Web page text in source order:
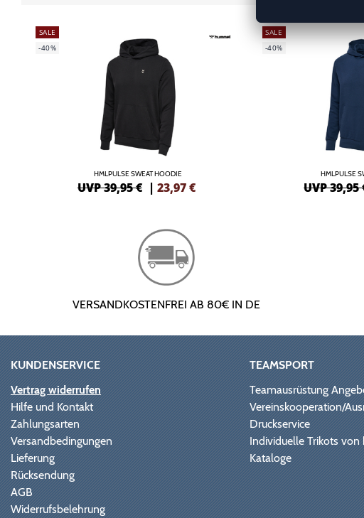
SALE
-40%
HMLPULSE SWEAT HOODIE
UVP 39,95 € | 23,97€
SALE
-40%
HMLPULSE
UVP 39,95
VERSANDKOSTENFREI AB 80€ IN DE
KUNDENSERVICE
Vertrag widerrufen
Hilfe und Kontakt
Zahlungsarten
Versandbedingungen
Lieferung
Rücksendung
AGB
Widerrufsbelehrung
TEAMSPORT
Teamausrüstung
Vereinskooperation/
Druckservice
Individuelle Trikots
Kataloge